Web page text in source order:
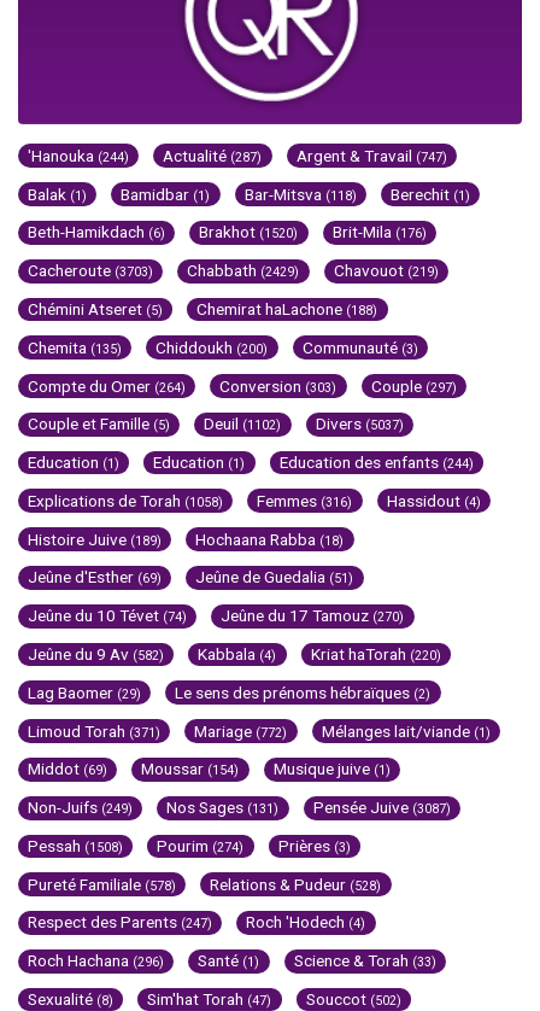
'Hanouka (244) Actualité (287) Argent & Travail (747)
Balak (1) Bamidbar (1) Bar-Mitsva (118) Berechit (1)
Beth-Hamikdach (6) Brakhot (1520) Brit-Mila (176)
Cacheroute (3703) Chabbath (2429) Chavouot (219)
Chémini Atseret (5) Chemirat haLachone (188)
Chemita (135) Chiddoukh (200) Communauté (3)
Compte du Omer (264) Conversion (303) Couple (297)
Couple et Famille (5) Deuil (1102) Divers (5037)
Education (1) Education (1) Education des enfants (244)
Explications de Torah (1058) Femmes (316) Hassidout (4)
Histoire Juive (189) Hochaana Rabba (18)
Jeûne d'Esther (69) Jeûne de Guedalia (51)
Jeûne du 10 Tévet (74) Jeûne du 17 Tamouz (270)
Jeûne du 9 Av (582) Kabbala (4) Kriat haTorah (220)
Lag Baomer (29) Le sens des prénoms hébraïques (2)
Limoud Torah (371) Mariage (772) Mélanges lait/viande (1)
Middot (69) Moussar (154) Musique juive (1)
Non-Juifs (249) Nos Sages (131) Pensée Juive (3087)
Pessah (1508) Pourim (274) Prières (3)
Pureté Familiale (578) Relations & Pudeur (528)
Respect des Parents (247) Roch 'Hodech (4)
Roch Hachana (296) Santé (1) Science & Torah (33)
Sexualité (8) Sim'hat Torah (47) Souccot (502)